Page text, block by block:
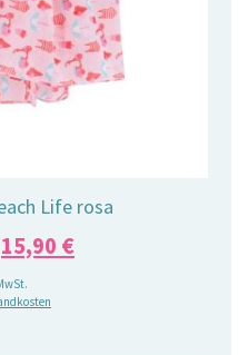
Life rosa
Ursprünglicher
Preis
war:
15,90 €Aktueller